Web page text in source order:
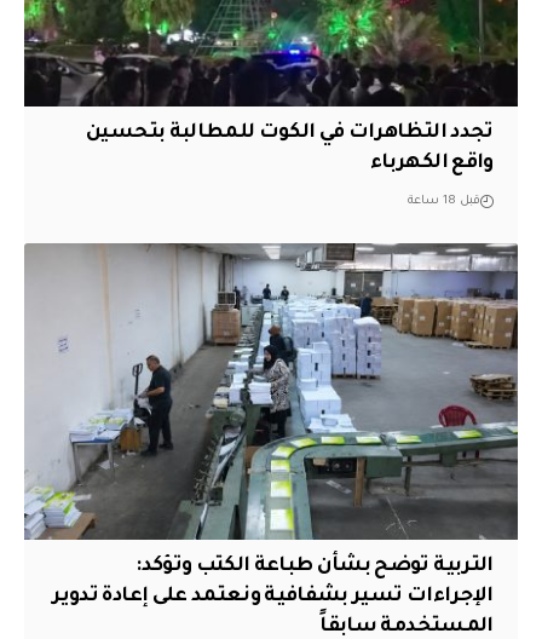
تجدد التظاهرات في الكوت للمطالبة بتحسين
واقع الكهرباء
قبل 18 ساعة
التربية توضح بشأن طباعة الكتب وتؤكد:
الإجراءات تسير بشفافية ونعتمد على إعادة تدوير
المستخدمة سابقاً